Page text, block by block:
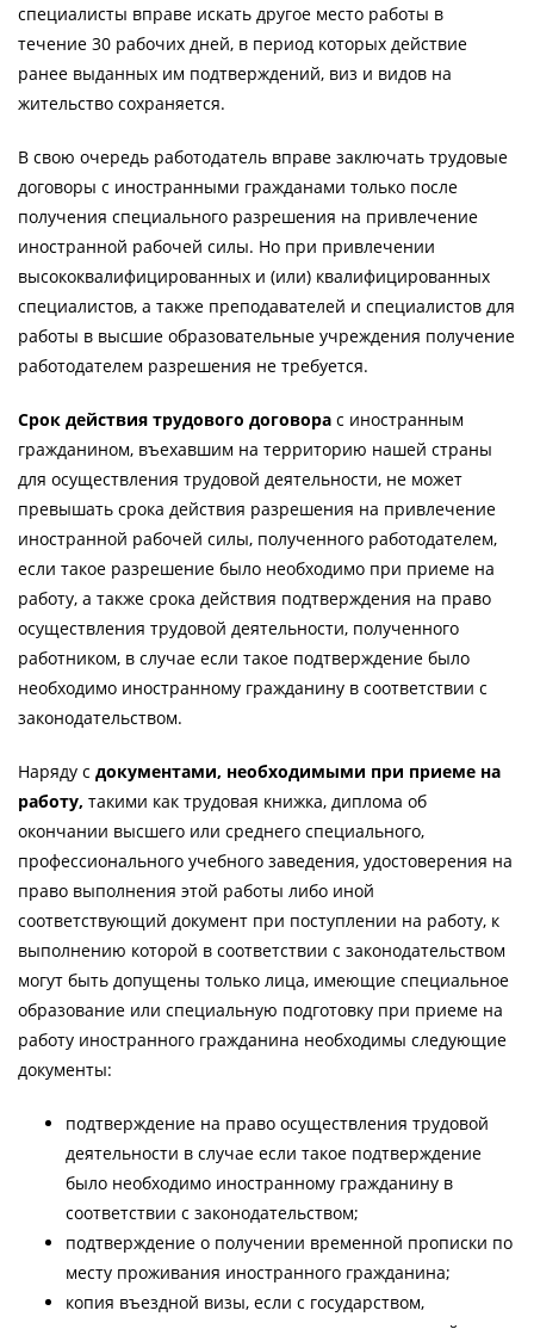
специалисты вправе искать другое место работы в
течение 30 рабочих дней, в период которых действие
ранее выданных им подтверждений, виз и видов на
жительство сохраняется.
В свою очередь работодатель вправе заключать трудовые
договоры с иностранными гражданами только после
получения специального разрешения на привлечение
иностранной рабочей силы. Но при привлечении
высококвалифицированных и (или) квалифицированных
специалистов, а также преподавателей и специалистов для
работы в высшие образовательные учреждения получение
работодателем разрешения не требуется.
Срок действия трудового договора с иностранным
гражданином, въехавшим на территорию нашей страны
для осуществления трудовой деятельности, не может
превышать срока действия разрешения на привлечение
иностранной рабочей силы, полученного работодателем,
если такое разрешение было необходимо при приеме на
работу, а также срока действия подтверждения на право
осуществления трудовой деятельности, полученного
работником, в случае если такое подтверждение было
необходимо иностранному гражданину в соответствии с
законодательством.
Наряду с документами, необходимыми при приеме на
работу, такими как трудовая книжка, диплома об
окончании высшего или среднего специального,
профессионального учебного заведения, удостоверения на
право выполнения этой работы либо иной
соответствующий документ при поступлении на работу, к
выполнению которой в соответствии с законодательством
могут быть допущены только лица, имеющие специальное
образование или специальную подготовку при приеме на
работу иностранного гражданина необходимы следующие
документы:
подтверждение на право осуществления трудовой
деятельности в случае если такое подтверждение
было необходимо иностранному гражданину в
соответствии с законодательством;
подтверждение о получении временной прописки по
месту проживания иностранного гражданина;
копия въездной визы, если с государством,